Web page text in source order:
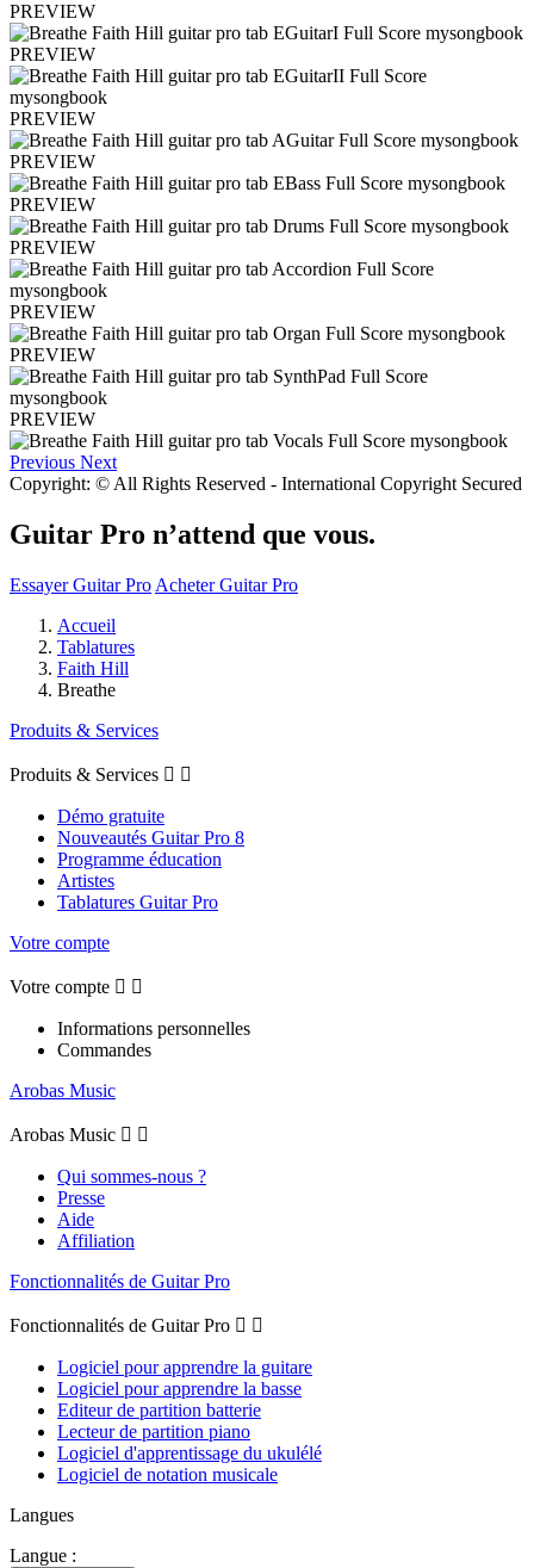
PREVIEW
PREVIEW
PREVIEW
PREVIEW
PREVIEW
PREVIEW
PREVIEW
PREVIEW
PREVIEW
Previous Next
Copyright: © All Rights Reserved - International Copyright Secured
Guitar Pro n’attend que vous.
Essayer Guitar Pro Acheter Guitar Pro
Accueil
Tablatures
Faith Hill
Breathe
Produits & Services
Produits & Services  
Démo gratuite
Nouveautés Guitar Pro 8
Programme éducation
Artistes
Tablatures Guitar Pro
Votre compte
Votre compte  
Informations personnelles
Commandes
Arobas Music
Arobas Music  
Qui sommes-nous ?
Presse
Aide
Affiliation
Fonctionnalités de Guitar Pro
Fonctionnalités de Guitar Pro  
Logiciel pour apprendre la guitare
Logiciel pour apprendre la basse
Editeur de partition batterie
Lecteur de partition piano
Logiciel d'apprentissage du ukulélé
Logiciel de notation musicale
Langues
Langue :